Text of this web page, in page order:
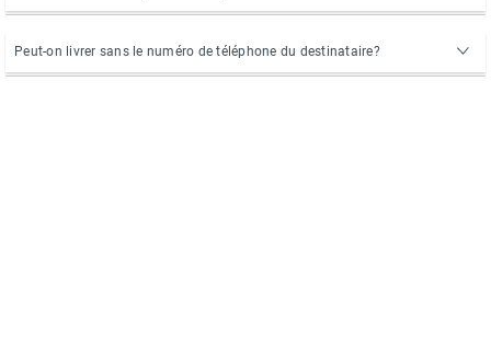
Peut-on livrer sans le numéro de téléphone du destinataire?